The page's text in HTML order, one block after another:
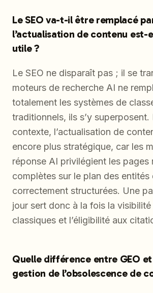
Le SEO va-t-il être remplacé
l’actualisation de contenu est-
utile ?
Le SEO ne disparaît pas ; il se
moteurs de recherche AI ne
totalement les systèmes de
traditionnels, ils s’y superposent.
contexte, l’actualisation de
encore plus stratégique, car les
réponse AI privilégient les pages
complètes sur le plan des entités
correctement structurées. Une
jour sert donc à la fois la visibilité
classiques et l’éligibilité aux
Quelle différence entre GEO et
gestion de l’obsolescence de